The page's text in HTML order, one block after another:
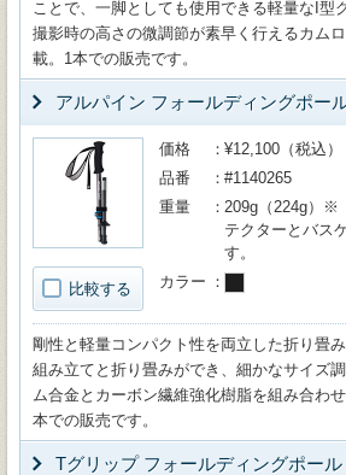
ことで、一脚としても使用できる軽量なI型
撮影時の高さの微調節が素早く行えるカム
載。1本での販売です。
アルパイン フォールディングポー
比較する
価格
¥12,100（税込）
品番
#1140265
重量
209g（224g）※
テクターとバス
す。
カラー
剛性と軽量コンパクト性を両立した折り畳
組み立てと折り畳みができ、細かなサイズ
ム合金とカーボン繊維強化樹脂を組み合わ
本での販売です。
Tグリップ フォールディングポール